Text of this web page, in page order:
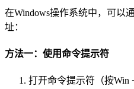
在Windows操作系统中，可以
址：
方法一：使用命令提示符
打开命令提示符（按Win